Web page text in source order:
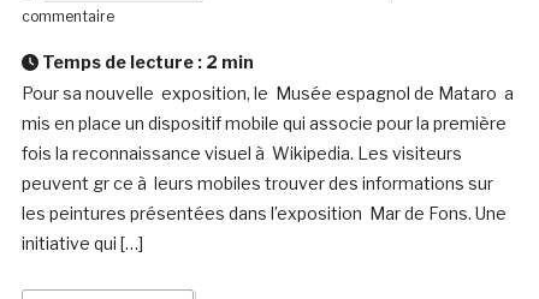
commentaire
Temps de lecture : 2 min
Pour sa nouvelle exposition, le Musée espagnol de Mataro a
mis en place un dispositif mobile qui associe pour la première
fois la reconnaissance visuel à Wikipedia. Les visiteurs
peuvent gr ce à leurs mobiles trouver des informations sur
les peintures présentées dans l’exposition Mar de Fons. Une
initiative qui […]